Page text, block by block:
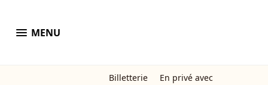
menu MENU
Billetterie En privé avec